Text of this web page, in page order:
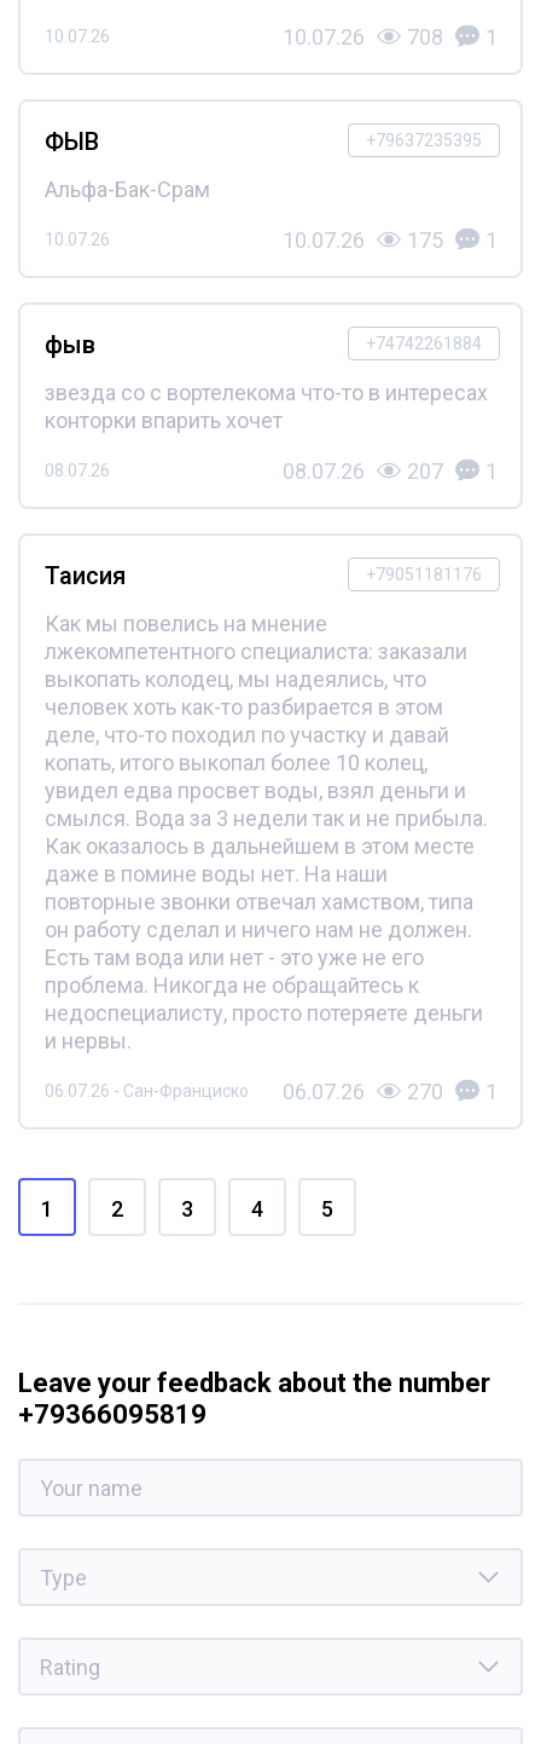
10.07.26 10.07.26 708 1
+79637235395
ФЫВ
Альфа-Бак-Срам
10.07.26 10.07.26 175 1
+74742261884
фыв
звезда со с вортелекома что-то в интересах
конторки впарить хочет
08.07.26 08.07.26 207 1
+79051181176
Таисия
Как мы повелись на мнение
лжекомпетентного специалиста: заказали
выкопать колодец, мы надеялись, что
человек хоть как-то разбирается в этом
деле, что-то походил по участку и давай
копать, итого выкопал более 10 колец,
увидел едва просвет воды, взял деньги и
смылся. Вода за 3 недели так и не прибыла.
Как оказалось в дальнейшем в этом месте
даже в помине воды нет. На наши
повторные звонки отвечал хамством, типа
он работу сделал и ничего нам не должен.
Есть там вода или нет - это уже не его
проблема. Никогда не обращайтесь к
недоспециалисту, просто потеряете деньги
и нервы.
06.07.26 - Сан-Франциско 06.07.26 270 1
1 2 3 4 5
Leave your feedback about the number
+79366095819